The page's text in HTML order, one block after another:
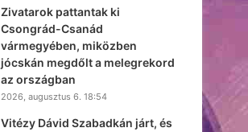
Zivatarok pattantak ki
Csongrád-Csanád
vármegyében, miközben
jócskán megdőlt a melegrekord
az országban
2026, augusztus 6. 18:54
Vitézy Dávid Szabadkán járt, és